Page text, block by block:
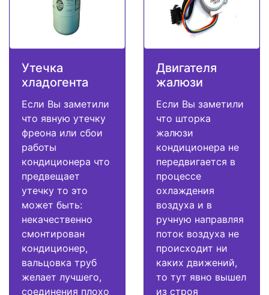
Утечка
хладогента
Если Вы заметили
что явную утечку
фреона или сбои
работы
кондиционера что
предвещает
утечку то это
может быть:
некачественно
смонтирован
кондиционер,
вальцовка труб
желает лучшего,
соединения плохо
Двигателя
жалюзи
Если Вы заметили
что шторка
жалюзи
кондиционера не
передвигается в
процессе
охлаждения
воздуха и в
ручную направляя
поток воздуха не
происходит ни
каких движений,
то тут явно вышел
из строя